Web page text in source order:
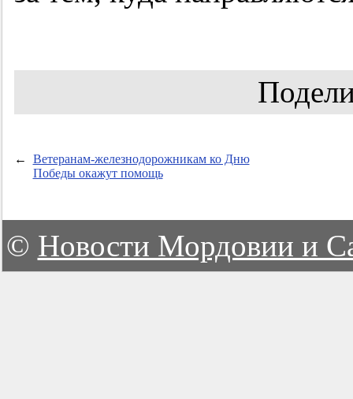
←
Ветеранам-железнодорожникам ко Дню
Победы окажут помощь
© Новости Мордовии и